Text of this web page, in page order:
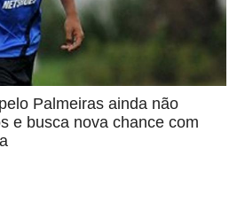
Palmeiras ainda não
e busca nova chance com